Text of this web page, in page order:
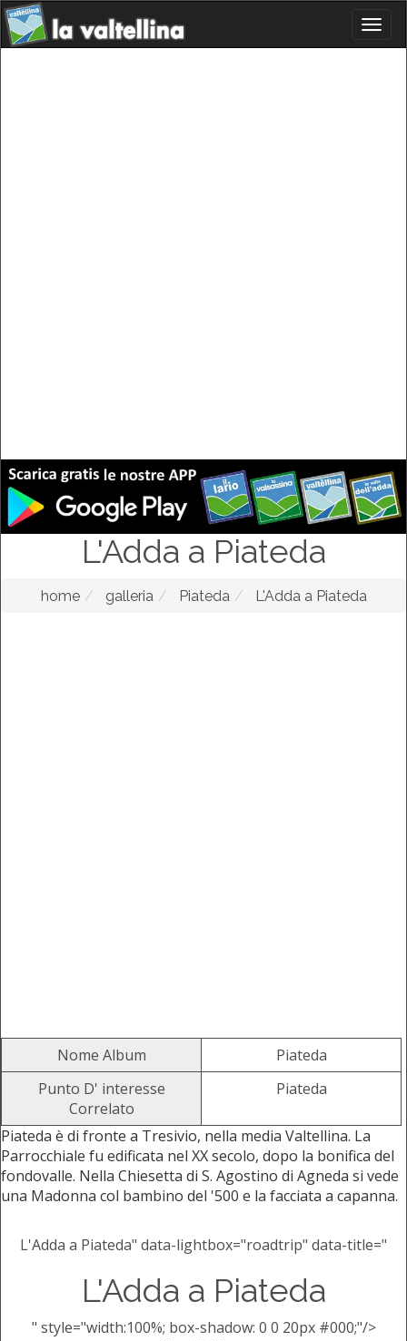
L'Adda a Piateda
home galleria Piateda L'Adda a Piateda
Nome Album
Piateda
Punto D' interesse
Correlato
Piateda
Piateda è di fronte a Tresivio, nella media Valtellina. La
Parrocchiale fu edificata nel XX secolo, dopo la bonifica del
fondovalle. Nella Chiesetta di S. Agostino di Agneda si vede
una Madonna col bambino del '500 e la facciata a capanna.
L'Adda a Piateda" data-lightbox="roadtrip" data-title="
L'Adda a Piateda
" style="width:100%; box-shadow: 0 0 20px #000;"/>